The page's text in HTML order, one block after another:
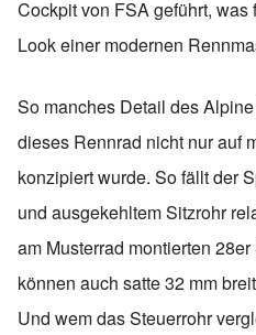
Cockpit von FSA geführt, was
Look einer modernen
So manches Detail des
dieses Rennrad nicht nur auf
konzipiert wurde. So fällt der
und ausgekehltem Sitzrohr
am Musterrad montierten
können auch satte 32 mm
Und wem das Steuerrohr